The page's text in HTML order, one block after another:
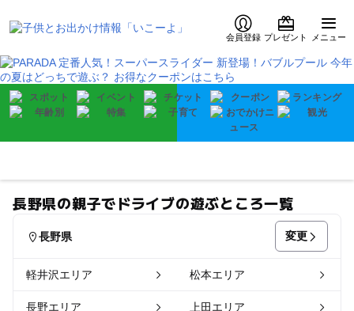
会員登録 プレゼント メニュー
長野県の親子でドライブの遊ぶところ一覧
長野県 変更
軽井沢エリア 松本エリア
長野エリア 上田エリア